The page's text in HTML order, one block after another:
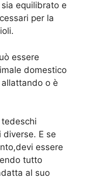
equilibrato e
per la
essere
domestico
o è
E se
essere
tutto
al suo